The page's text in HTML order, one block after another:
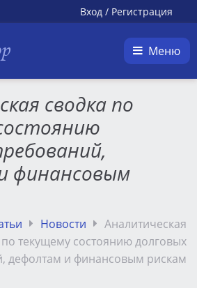
Вход / Регистрация
Меню
сводка по
финансовым
Новости
Аналитическая
по текущему состоянию долговых
дефолтам и финансовым рискам